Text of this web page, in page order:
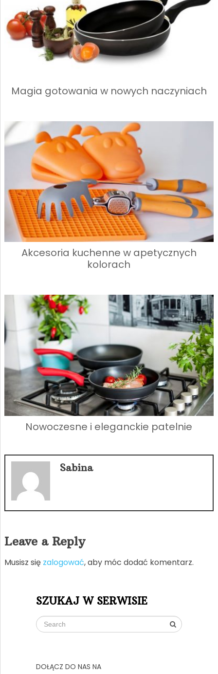
Magia gotowania w nowych naczyniach
Akcesoria kuchenne w apetycznych
kolorach
Nowoczesne i eleganckie patelnie
Sabina
Leave a Reply
Musisz się zalogować, aby móc dodać komentarz.
SZUKAJ W SERWISIE
DOŁĄCZ DO NAS NA